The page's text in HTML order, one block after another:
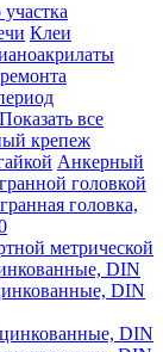
Клеи
все
крепеж
Анкерный
головкой
головка,
метрической
DIN
DIN
DIN